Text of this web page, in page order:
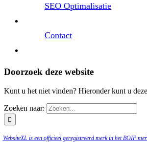
SEO Optimalisatie
Contact
Doorzoek deze website
Kunt u het niet vinden? Hieronder kunt u
Zoeken naar:
WebsiteXL is een officieel geregistreerd merk in het BOIP